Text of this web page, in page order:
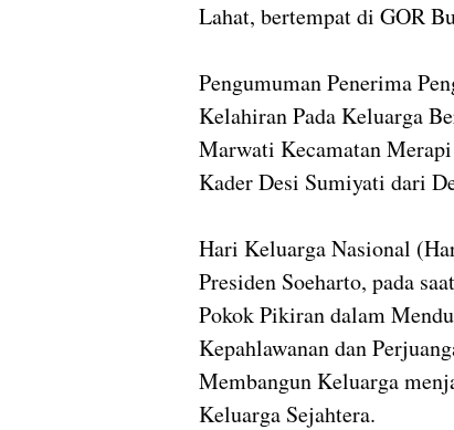
Lahat, bertempat di GOR
Pengumuman Penerima
Kelahiran Pada Keluarga
Marwati Kecamatan
Kader Desi Sumiyati dari
Hari Keluarga Nasional
Presiden Soeharto, pada
Pokok Pikiran dalam
Kepahlawanan dan
Membangun Keluarga
Keluarga Sejahtera.